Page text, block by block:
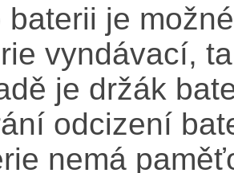
baterii je
vyndávací,
je držák
odcizení
nemá